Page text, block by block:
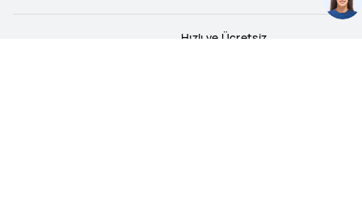
Hızlı ve Ücretsiz